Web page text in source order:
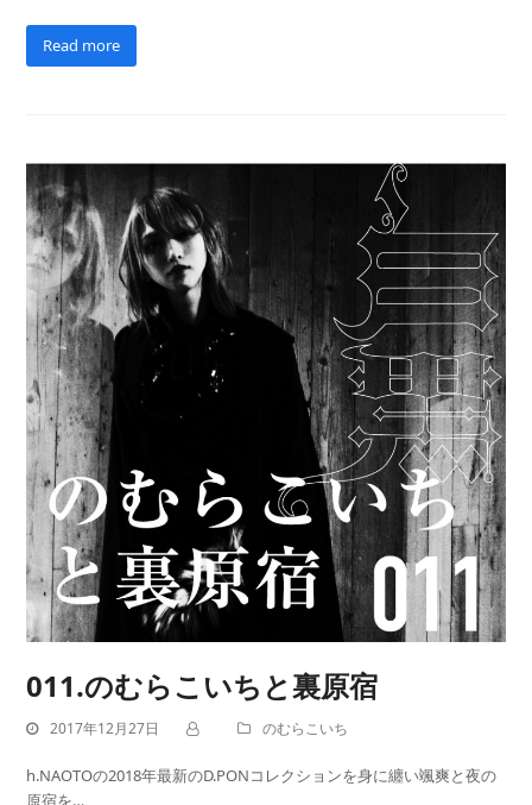
Read more
011.のむらこいちと裏原宿
2017年12月27日 のむらこいち
h.NAOTOの2018年最新のD.PONコレクションを身に纏い颯爽と夜の
原宿を…